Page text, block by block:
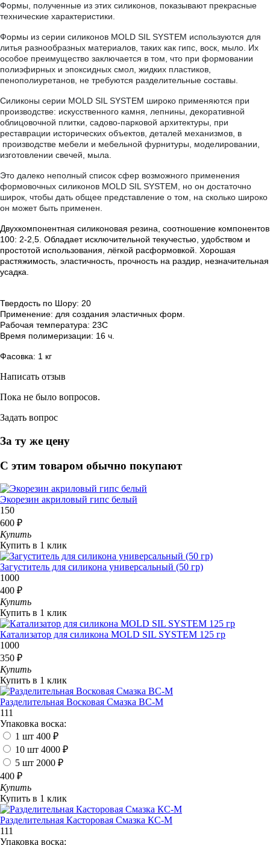
Формы, полученные из этих силиконов, показывают прекрасные
технические характеристики.
Формы из серии силиконов MOLD SIL SYSTEM используются для
литья разнообразных материалов, таких как гипс, воск, мыло. Их
особое преимущество заключается в том, что при формовании
полиэфирных и эпоксидных смол, жидких пластиков,
пенополиуретанов, не требуются разделительные составы.
Силиконы серии MOLD SIL SYSTEM широко применяются при
производстве: искусственного камня, лепнины, декоративной
облицовочной плитки, садово-парковой архитектуры, при
реставрации исторических объектов, деталей механизмов, в
производстве мебели и мебельной фурнитуры, моделировании,
изготовлении свечей, мыла.
Это далеко неполный список сфер возможного применения
формовочных силиконов MOLD SIL SYSTEM , но он достаточно
широк, чтобы дать общее представление о том, на сколько широко
он может быть применен.
Двухкомпонентная силиконовая резина, соотношение компонентов
100: 2-2,5. Обладает исключительной текучестью, удобством и
простотой использования, лёгкой расформовкой. Хорошая
растяжимость, эластичность, прочность на раздир, незначительная
усадка.
Твердость по Шору: 20
Применение: для создания эластичных форм.
Рабочая температура: 23С
Время полимеризации: 16 ч.
Фасовка: 1 кг
Написать отзыв
Пока не было вопросов.
Задать вопрос
За ту же цену
С этим товаром обычно покупают
Экорезин акриловый гипс белый
150
600 ₽
Купить
Купить в 1 клик
Загуститель для силикона универсальный (50 гр)
1000
400 ₽
Купить
Купить в 1 клик
Катализатор для силикона MOLD SIL SYSTEM 125 гр
1000
350 ₽
Купить
Купить в 1 клик
Разделительная Восковая Смазка ВС-М
111
Упаковка воска:
1 шт 400 ₽
10 шт 4000 ₽
5 шт 2000 ₽
400 ₽
Купить
Купить в 1 клик
Разделительная Касторовая Смазка КС-М
111
Упаковка воска: